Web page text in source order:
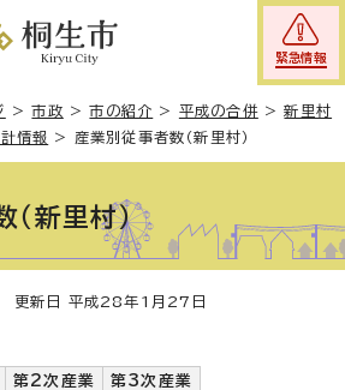
緊急情報
>市政 >市の紹介 > 平成の合併>新里村
情報 > 産業別従事者数（新里村）
新里村）
更新日 平成28年1月27日
第2次産業
第3次産業